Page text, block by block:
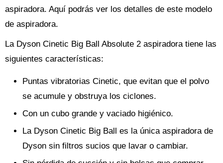
aspiradora. Aquí podrás ver los detalles de este modelo
de aspiradora.
La Dyson Cinetic Big Ball Absolute 2 aspiradora tiene las
siguientes características:
Puntas vibratorias Cinetic, que evitan que el polvo
se acumule y obstruya los ciclones.
Con un cubo grande y vaciado higiénico.
La Dyson Cinetic Big Ball es la única aspiradora de
Dyson sin filtros sucios que lavar o cambiar.